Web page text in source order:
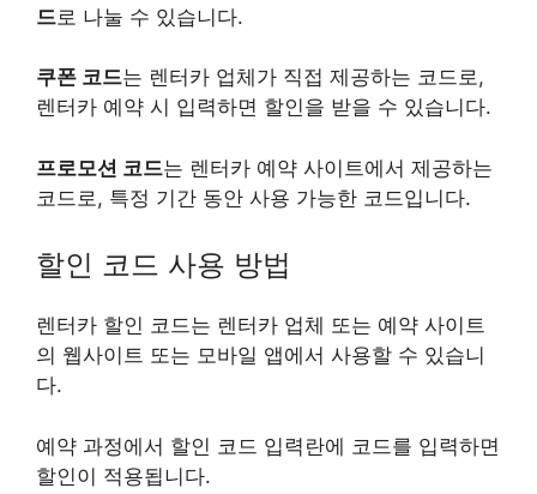
드로 나눌 수 있습니다.
쿠폰 코드는 렌터카 업체가 직접 제공하는 코드로,
렌터카 예약 시 입력하면 할인을 받을 수 있습니다.
프로모션 코드는 렌터카 예약 사이트에서 제공하는
코드로, 특정 기간 동안 사용 가능한 코드입니다.
할인 코드 사용 방법
렌터카 할인 코드는 렌터카 업체 또는 예약 사이트
의 웹사이트 또는 모바일 앱에서 사용할 수 있습니
다.
예약 과정에서 할인 코드 입력란에 코드를 입력하면
할인이 적용됩니다.